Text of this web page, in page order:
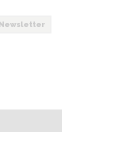
Newsletter